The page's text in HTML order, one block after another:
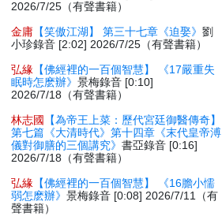
2026/7/25（有聲書籍）
金庸 【笑傲江湖】 第三十七章《迫娶》劉
小珍錄音 [2:02] 2026/7/25（有聲書籍）
弘緣 【佛經裡的一百個智慧】 《17嚴重失
眠時怎麽辦》景梅錄音 [0:10]
2026/7/18（有聲書籍）
林志國
【為帝王上菜：歷代宮廷御醫傳奇】
第七篇《大清時代》第十四章《末代皇帝溥
儀對御膳的三個講究》書亞錄音 [0:16]
2026/7/18（有聲書籍）
弘緣 【佛經裡的一百個智慧】 《16膽小懦
弱怎麽辦》景梅錄音 [0:08] 2026/7/11（有
聲書籍）